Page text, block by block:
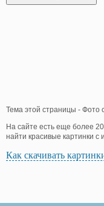
Тема этой страницы - Фото
На сайте есть еще более
найти красивые картинки с
Как скачивать